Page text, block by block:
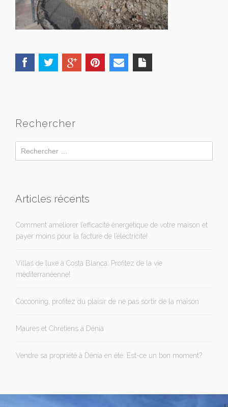
Rechercher
Articles récents
Comment améliorer l’efficacité énergétique de votre maison et
payer moins pour la facture de l’électricité!
Villas de luxe à Costa Blanca: Profitez de la vie
méditerranéenne!
Cocooning, profitez du plaisir de ne pas sortir de la maison
Maures et Chrétiens à Dénia
Vendre sa propriété à Dénia en été: Est-ce un bon moment?